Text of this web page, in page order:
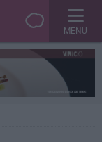
MENU